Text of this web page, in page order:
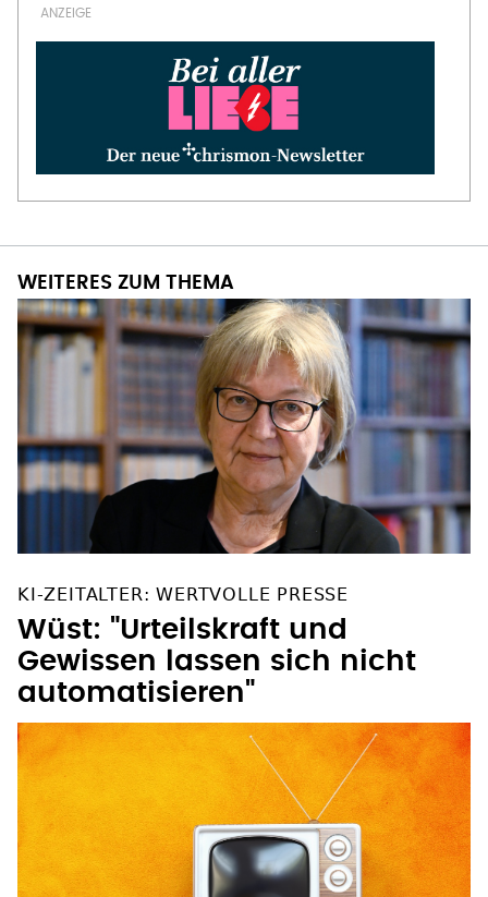
WEITERES ZUM THEMA
KI-ZEITALTER: WERTVOLLE PRESSE
Wüst: "Urteilskraft und
Gewissen lassen sich nicht
automatisieren"